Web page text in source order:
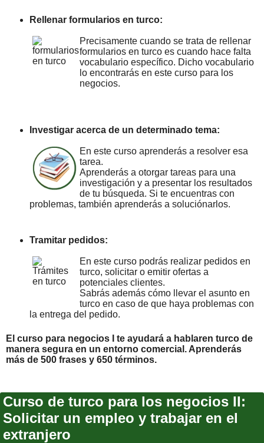
Rellenar formularios en turco:
Precisamente cuando se trata de rellenar
formularios en turco es cuando hace falta
vocabulario específico. Dicho vocabulario
lo encontrarás en este curso para los
negocios.
Investigar acerca de un determinado tema:
En este curso aprenderás a resolver esa
tarea.
Aprenderás a otorgar tareas para una
investigación y a presentar los resultados
de tu búsqueda. Si te encuentras con
problemas, también aprenderás a soluciónarlos.
Tramitar pedidos:
En este curso podrás realizar pedidos en
turco, solicitar o emitir ofertas a
potenciales clientes.
Sabrás además cómo llevar el asunto en
turco en caso de que haya problemas con
la entrega del pedido.
El curso para negocios I te ayudará a hablaren turco de
manera segura en un entorno comercial. Aprenderás
más de 500 frases y 650 términos.
Curso de turco para los negocios II:
Solicitar un empleo y trabajar en el
extranjero